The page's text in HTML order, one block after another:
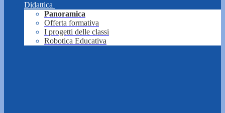
Didattica
Panoramica
Offerta formativa
I progetti delle classi
Robotica Educativa